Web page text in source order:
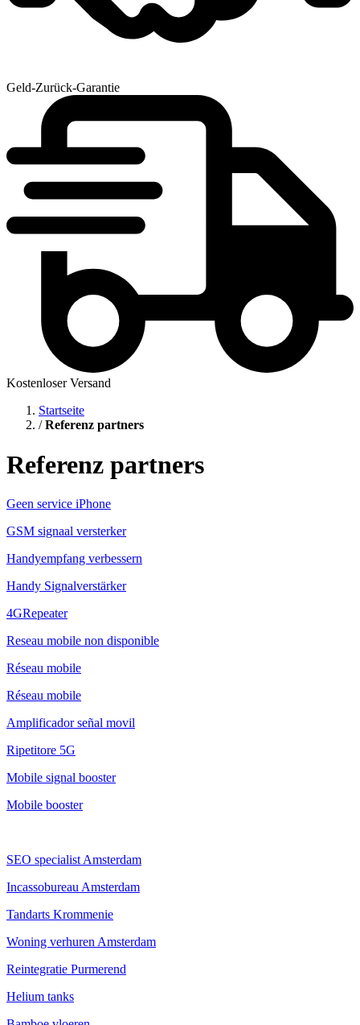
Geld-Zurück-Garantie
Kostenloser Versand
Startseite
/Referenz partners
Referenz partners
Geen service iPhone
GSM signaal versterker
Handyempfang verbessern
Handy Signalverstärker
4GRepeater
Reseau mobile non disponible
Réseau mobile
Réseau mobile
Amplificador señal movil
Ripetitore 5G
Mobile signal booster
Mobile booster
SEO specialist Amsterdam
Incassobureau Amsterdam
Tandarts Krommenie
Woning verhuren Amsterdam
Reintegratie Purmerend
Helium tanks